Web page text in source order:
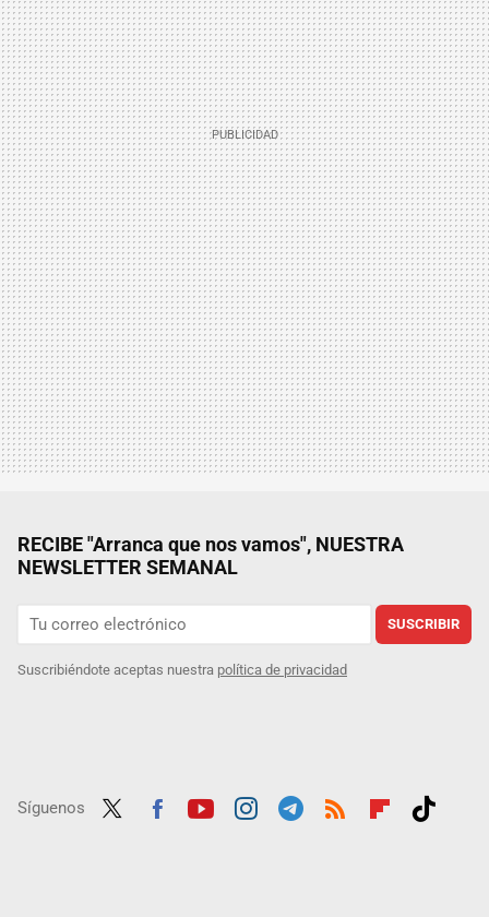
RECIBE "Arranca que nos vamos", NUESTRA
NEWSLETTER SEMANAL
SUSCRIBIR
Suscribiéndote aceptas nuestra política de privacidad
Síguenos